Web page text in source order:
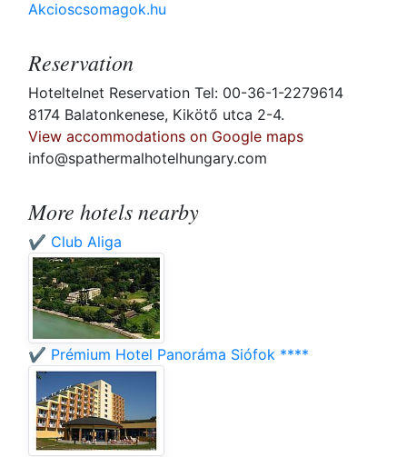
Akcioscsomagok.hu
Reservation
Hoteltelnet Reservation Tel: 00-36-1-2279614
8174 Balatonkenese, Kikötő utca 2-4.
View accommodations on Google maps
info@spathermalhotelhungary.com
More hotels nearby
✔️ Club Aliga
✔️ Prémium Hotel Panoráma Siófok ****